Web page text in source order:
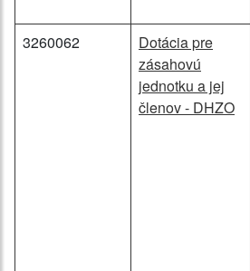
3260062
Dotácia pre
zásahovú
jednotku a jej
členov - DHZO